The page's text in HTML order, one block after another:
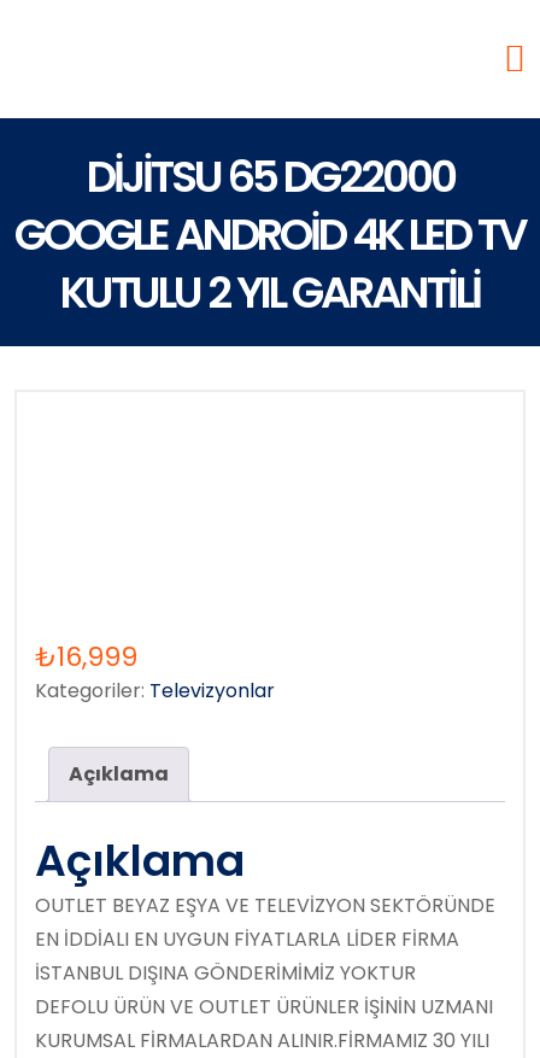
DİJİTSU 65 DG22000
GOOGLE ANDROİD 4K LED TV
KUTULU 2 YIL GARANTİLİ
₺16,999
Kategoriler: Televizyonlar
Açıklama
Açıklama
OUTLET BEYAZ EŞYA VE TELEVİZYON SEKTÖRÜNDE
EN İDDİALI EN UYGUN FİYATLARLA LİDER FİRMA
İSTANBUL DIŞINA GÖNDERİMİMİZ YOKTUR
DEFOLU ÜRÜN VE OUTLET ÜRÜNLER İŞİNİN UZMANI
KURUMSAL FİRMALARDAN ALINIR.FİRMAMIZ 30 YILI